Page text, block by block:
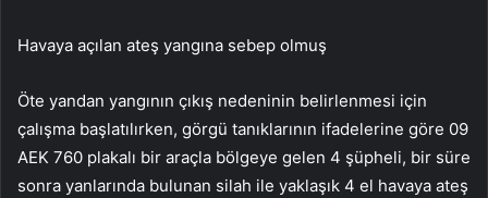
Havaya açılan ateş yangına sebep olmuş
Öte yandan yangının çıkış nedeninin belirlenmesi için
çalışma başlatılırken, görgü tanıklarının ifadelerine göre 09
AEK 760 plakalı bir araçla bölgeye gelen 4 şüpheli, bir süre
sonra yanlarında bulunan silah ile yaklaşık 4 el havaya ateş